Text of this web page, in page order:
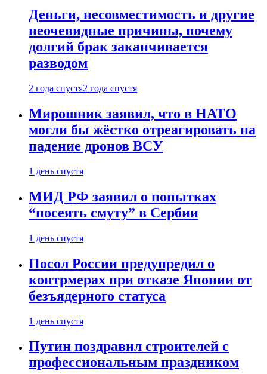
Деньги, несовместимость и другие
неочевидные причины, почему
долгий брак заканчивается
разводом
2 года спустя2 года спустя
Мирошник заявил, что в НАТО
могли бы жёстко отреагировать на
падение дронов ВСУ
1 день спустя
МИД РФ заявил о попытках
“посеять смуту” в Сербии
1 день спустя
Посол России предупредил о
контрмерах при отказе Японии от
безъядерного статуса
1 день спустя
Путин поздравил строителей с
профессиональным праздником